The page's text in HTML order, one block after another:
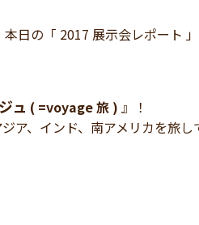
日の「 2017 展示会レポート
ュ ( =voyage 旅 ) 』！
ア、インド、南アメリカを旅